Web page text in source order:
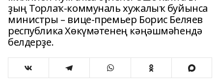
ҙың Торлаҡ-коммуналь хужалыҡ буйынса
министры – вице-премьер Борис Беляев
республика Хөкүмәтенең кәңәшмәһендә
белдерҙе.